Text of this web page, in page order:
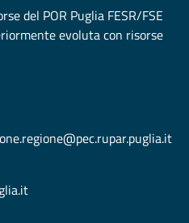
del POR Puglia FESR/FSE
evoluta con risorse